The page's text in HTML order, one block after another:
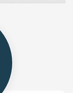
dos bairros mais
está em
padrão de
unir conforto,
planta)